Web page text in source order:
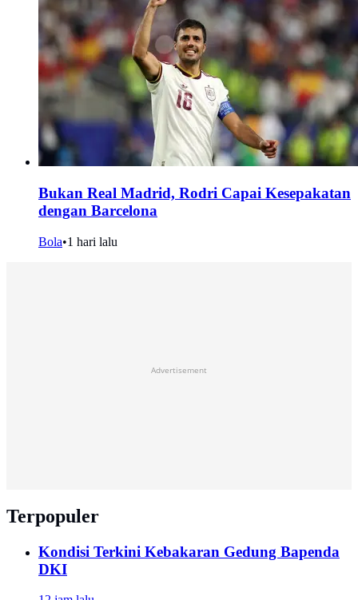
Bukan Real Madrid, Rodri Capai Kesepakatan
dengan Barcelona
Bola•1 hari lalu
Advertisement
Terpopuler
Kondisi Terkini Kebakaran Gedung Bapenda
DKI